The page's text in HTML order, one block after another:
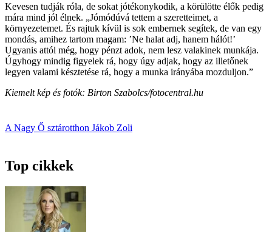
Kevesen tudják róla, de sokat jótékonykodik, a körülötte élők pedig
mára mind jól élnek. „Jómódúvá tettem a szeretteimet, a
környezetemet. És rajtuk kívül is sok embernek segítek, de van egy
mondás, amihez tartom magam: ’Ne halat adj, hanem hálót!’
Ugyanis attól még, hogy pénzt adok, nem lesz valakinek munkája.
Úgyhogy mindig figyelek rá, hogy úgy adjak, hogy az illetőnek
legyen valami késztetése rá, hogy a munka irányába mozduljon.”
Kiemelt kép és fotók: Birton Szabolcs/fotocentral.hu
A Nagy Ő sztárotthon Jákob Zoli
Top cikkek